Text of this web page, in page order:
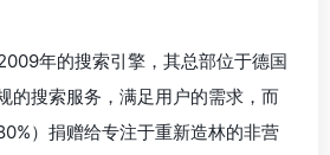
年的搜索引擎，其总部位于德国
的搜索服务，满足用户的需求，而
）捐赠给专注于重新造林的非营